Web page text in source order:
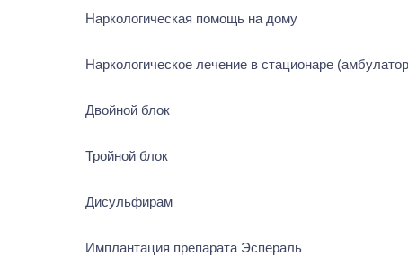
Наркологическая помощь на дому
Наркологическое лечение в стационаре
Двойной блок
Тройной блок
Дисульфирам
Имплантация препарата Эспераль